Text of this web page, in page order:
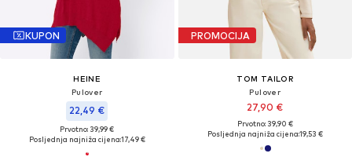
KUPON
HEINE
Pulover
22,49 €
Prvotno: 39,99 €
Posljednja najniža cijena:17,49 €
PROMOCIJA
TOM TAILOR
Pulover
27,90 €
Prvotno: 39,90 €
Posljednja najniža cijena:19,53 €